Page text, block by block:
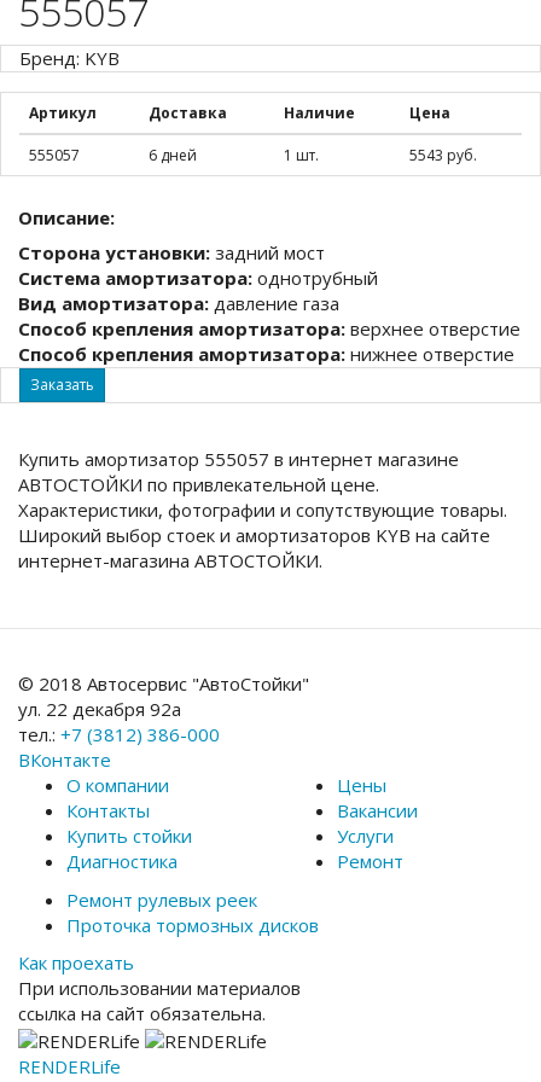
555057
Бренд: KYB
Артикул Доставка Наличие Цена
555057 6 дней 1 шт. 5543 руб.
Описание:
Сторона установки: задний мост
Система амортизатора: однотрубный
Вид амортизатора: давление газа
Способ крепления амортизатора: верхнее отверстие
Способ крепления амортизатора: нижнее отверстие
Заказать
Купить амортизатор 555057 в интернет магазине
АВТОСТОЙКИ по привлекательной цене.
Характеристики, фотографии и сопутствующие товары.
Широкий выбор стоек и амортизаторов KYB на сайте
интернет-магазина АВТОСТОЙКИ.
© 2018 Автосервис "АвтоСтойки"
ул. 22 декабря 92а
тел.: +7 (3812) 386-000
ВКонтакте
О компании
Контакты
Купить стойки
Диагностика
Цены
Вакансии
Услуги
Ремонт
Ремонт рулевых реек
Проточка тормозных дисков
Как проехать
При использовании материалов
ссылка на сайт обязательна.
RENDERLife